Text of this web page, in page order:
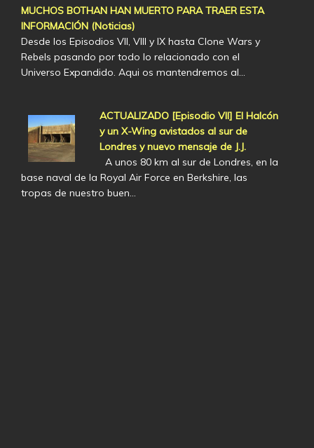
MUCHOS BOTHAN HAN MUERTO PARA TRAER ESTA
INFORMACIÓN (Noticias)
Desde los Episodios VII, VIII y IX hasta Clone Wars y
Rebels pasando por todo lo relacionado con el
Universo Expandido. Aqui os mantendremos al…
ACTUALIZADO [Episodio VII] El Halcón
y un X-Wing avistados al sur de
Londres y nuevo mensaje de J.J.
A unos 80 km al sur de Londres, en la
base naval de la Royal Air Force en Berkshire, las
tropas de nuestro buen…